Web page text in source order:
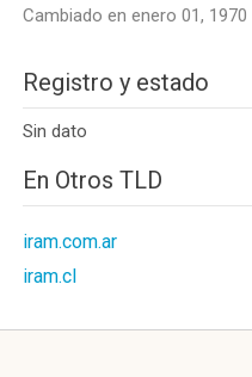
Cambiado en enero 01, 1970
Registro y estado
Sin dato
En Otros TLD
iram.com.ar
iram.cl